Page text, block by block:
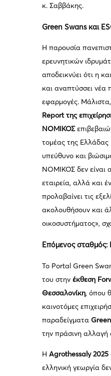
κ. Σαββάκης.
Green Swans και
Η παρουσία
ερευνητικών
αποδεικνύει ότι η
και αναπτύσσει νέα
εφαρμογές.
Report της
ΝΟΜΙΚΟΣ
τομέας της Ελλάδας
υπεύθυνο και
ΝΟΜΙΚΟΣ δεν είναι
εταιρεία, αλλά και
προλαβαίνει τις
ακολουθήσουν και
οικοσυστήματος»,
Επόμενος σταθμός:
Το Portal Green
του στηνέκθεση
Θεσσαλονίκη, όπου
καινοτόμες
παραδείγματα
την πράσινη αλλαγή
ΗAgrothessaly 2025
ελληνική γεωργία